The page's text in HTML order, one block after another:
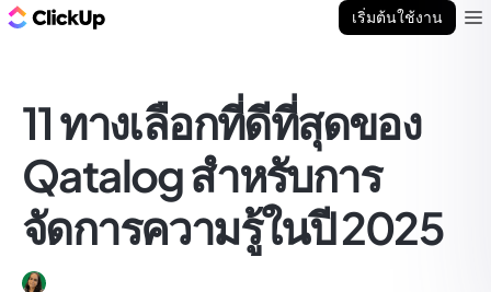
เริ่มต้นใช้งาน
11 ทางเลือกที่ดีที่สุดของ
Qatalog สำหรับการ
จัดการความรู้ในปี 2025